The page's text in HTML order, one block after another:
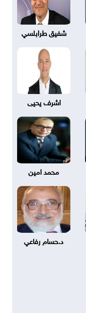
شفيق طرابلسي
اشرف يحيى
محمد امين
د.حسام رفاعي